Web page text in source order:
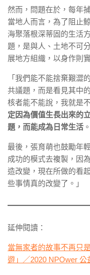
然而，問題在於，每年
當地人而言，為了阻止
海聚落根深蒂固的生活
題，是與人、土地不可
展地方組織，以身作則
「我們能不能捨棄艱澀
共議題，而是看見其中
核者能不能說，我就是
定因為價值生長出來的
題，而能成為日常生活 。
最後，張育萌也鼓勵年
成功的模式去複製，因
造改變，現在所做的看
些事情真的改變了。」
延伸閱讀：
當無家者的故事不再只
遊」／2020 NPOwer 公